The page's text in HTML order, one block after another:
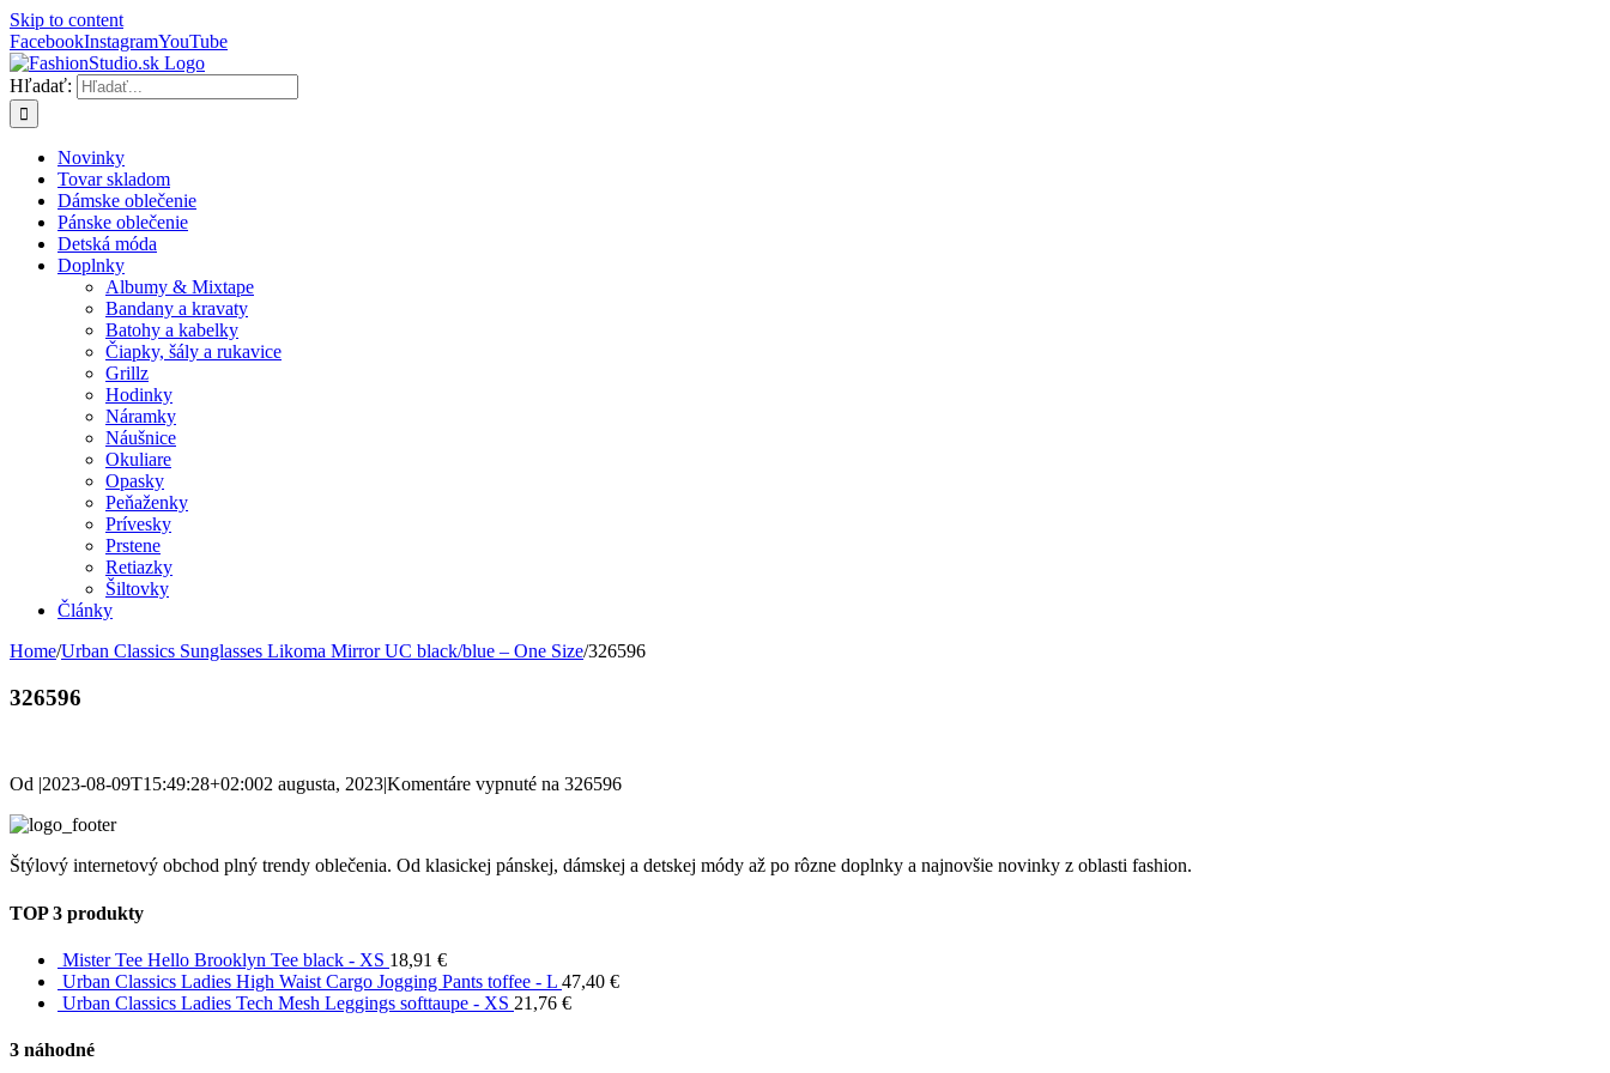
Skip to content
FacebookInstagramYouTube
Hľadať:
Novinky
Tovar skladom
Dámske oblečenie
Pánske oblečenie
Detská móda
Doplnky
Albumy & Mixtape
Bandany a kravaty
Batohy a kabelky
Čiapky, šály a rukavice
Grillz
Hodinky
Náramky
Náušnice
Okuliare
Opasky
Peňaženky
Prívesky
Prstene
Retiazky
Šiltovky
Články
Home/Urban Classics Sunglasses Likoma Mirror UC black/blue – One Size/326596
326596
Od |2023-08-09T15:49:28+02:002 augusta, 2023|Komentáre vypnuté na 326596
Štýlový internetový obchod plný trendy oblečenia. Od klasickej pánskej, dámskej a detskej módy až po rôzne doplnky a najnovšie novinky z oblasti fashion.
TOP 3 produkty
Mister Tee Hello Brooklyn Tee black - XS 18,91 €
Urban Classics Ladies High Waist Cargo Jogging Pants toffee - L 47,40 €
Urban Classics Ladies Tech Mesh Leggings softtaupe - XS 21,76 €
3 náhodné